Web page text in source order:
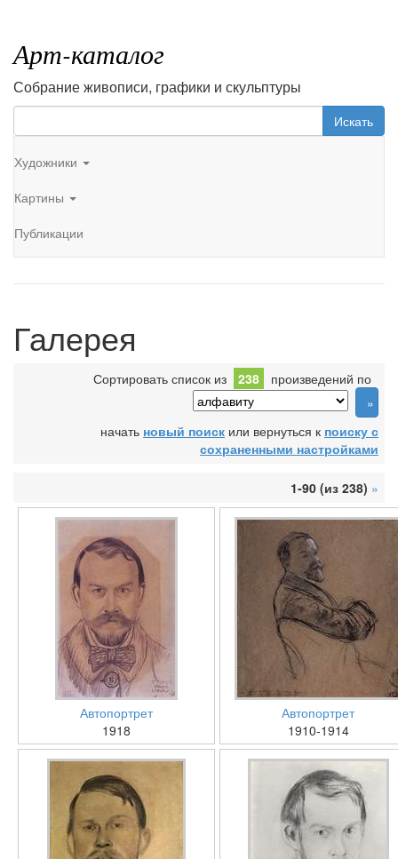
Арт-каталог
Собрание живописи, графики и скульптуры
Искать
Художники
Картины
Публикации
Галерея
Сортировать список из 238 произведений по
начать новый поиск или вернуться к поиску с
сохраненными настройками
1-90 (из 238) »
Автопортрет
1918
Автопортрет
1910-1914